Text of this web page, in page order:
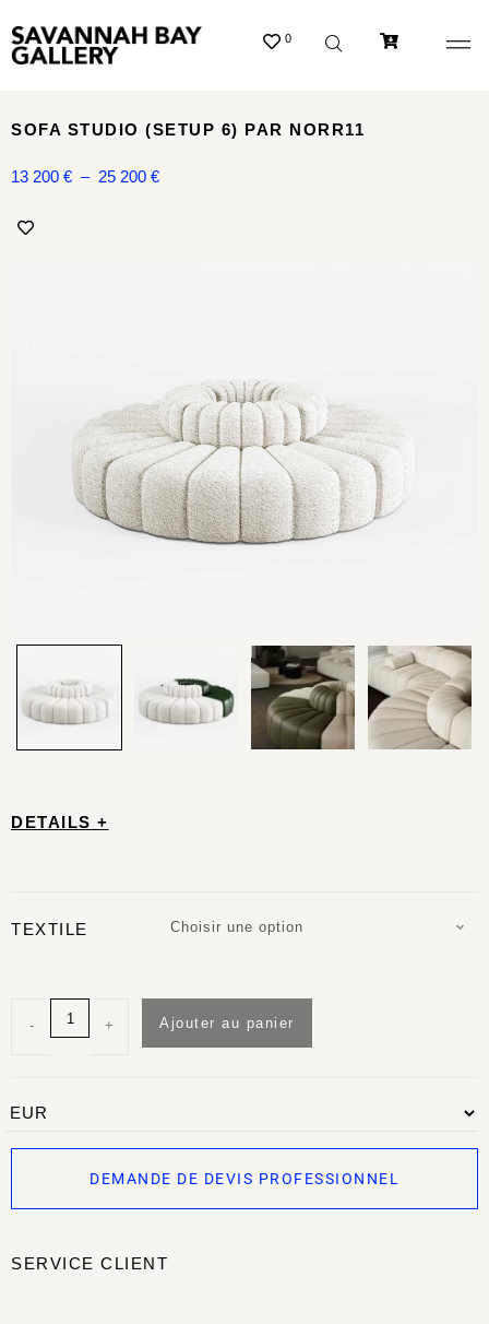
0
DETAILS +
TEXTILE Choisir une option
- + Ajouter au panier
DEMANDE DE DEVIS PROFESSIONNEL
SERVICE CLIENT
SOFA STUDIO (SETUP 6) PAR NORR11
13 200 € – 25 200 €